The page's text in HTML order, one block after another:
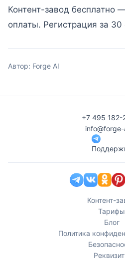
Контент-завод бесплатно
оплаты. Регистрация за
Автор: Forge AI
+7 495 182-
info@forge-
Контент-
Тарифы
Блог
Политика